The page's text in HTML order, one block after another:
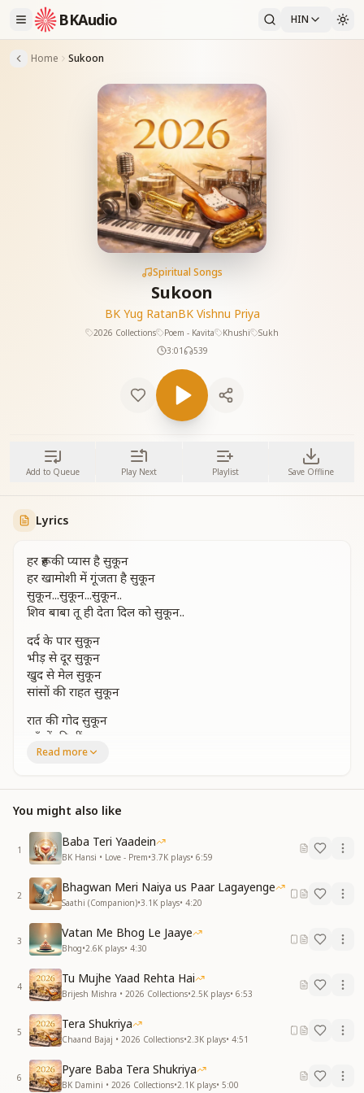
BKAudio HIN
Home Sukoon
Spiritual Songs
Sukoon
BK Yug RatanBK Vishnu Priya
2026 Collections Poem - Kavita Khushi
Sukh
3:01
539
Add to Queue Play Next Playlist Save Offline
Lyrics
हर रूह की प्यास है सुकून
हर खामोशी में गूंजता है सुकून
सुकून...सुकून...सुकून..
शिव बाबा तू ही देता दिल को सुकून..
दर्द के पार सुकून
भीड़ से दूर सुकून
खुद से मेल सुकून
सांसों की राहत सुकून
रात की गोद सुकून
आँखों की नींद सुकून
भीतर का घर सुकून
हर खामोशी में गूंजता है सुकून...
मौन की भाषा सुकून
थकान का अंत सुकून
डर के बाद सुकून
विश्वास का फल सुकून
समर्पण में छिपा सुकून
दुआओं की महक सुकून
अहं के गलने में सुकून
सत्य की छाँव सुकून
हर रूह की प्यास है सुकून
हर खामोशी में गूंजता है सुकून,
सुकून...सुकून...सुकून...
शिव बाबा तू ही देता दिल को सुकून..
हर रूह की तलब सुकून
Read more
You might also like
1
Baba Teri Yaadein
BK Hansi • Love - Prem•3.7K plays• 6:59
2
Bhagwan Meri Naiya us Paar Lagayenge
Saathi (Companion)•3.1K plays• 4:20
3
Vatan Me Bhog Le Jaaye
Bhog•2.6K plays• 4:30
4
Tu Mujhe Yaad Rehta Hai
Brijesh Mishra • 2026 Collections•2.5K plays• 6:53
5
Tera Shukriya
Chaand Bajaj • 2026 Collections•2.3K plays• 4:51
6
Pyare Baba Tera Shukriya
BK Damini • 2026 Collections•2.1K plays• 5:00